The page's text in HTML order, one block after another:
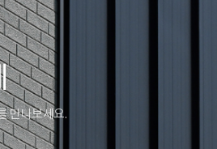
만나보세요.